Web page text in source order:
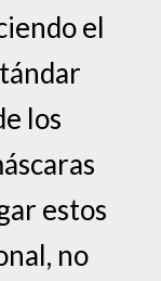
el
los
estos
no